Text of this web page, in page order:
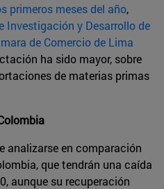
primeros meses del año,
Investigación y Desarrollo de
de Comercio de Lima
ha sido mayor, sobre
de materias primas
analizarse en comparación
que tendrán una caída
aunque su recuperación